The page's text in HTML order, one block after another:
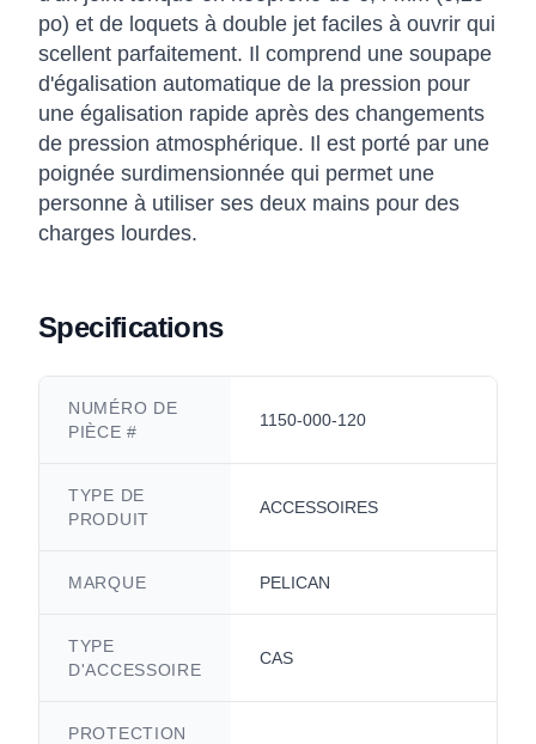
po) et de loquets à double jet faciles à ouvrir qui
scellent parfaitement. Il comprend une soupape
d'égalisation automatique de la pression pour
une égalisation rapide après des changements
de pression atmosphérique. Il est porté par une
poignée surdimensionnée qui permet une
personne à utiliser ses deux mains pour des
charges lourdes.
Specifications
NUMÉRO DE
PIÈCE #
1150-000-120
TYPE DE
PRODUIT
ACCESSOIRES
MARQUE PELICAN
TYPE
D'ACCESSOIRE
CAS
PROTECTION